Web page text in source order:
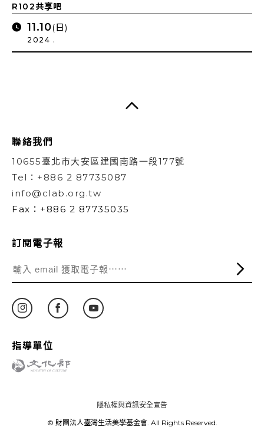
R102共享吧
11.10(日)
2024 .
聯絡我們
10655臺北市大安區建國南路一段177號
Tel：+886 2 87735087
info@clab.org.tw
Fax：+886 2 87735035
訂閱電子報
指導單位
隱私權與資訊安全宣告
© 財團法人臺灣生活美學基金會. All Rights Reserved.